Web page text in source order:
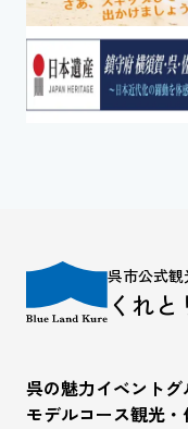
呉市公式観
くれと
呉の魅力イベントグ
モデルコース観光・